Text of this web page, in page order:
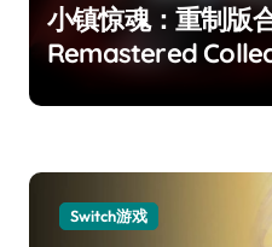
小镇惊魂：重制版
Remastered
Switch游戏